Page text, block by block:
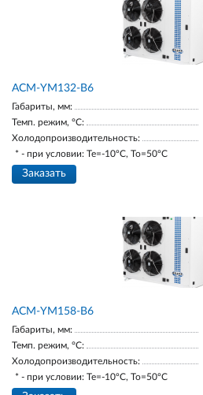
АСМ-YM132-В6
Габариты, мм:
Темп. режим, °С:
Холодопроизводительность:
* - при условии: Te=-10ºC, To=50ºC
Заказать
АСМ-YM158-В6
Габариты, мм:
Темп. режим, °С:
Холодопроизводительность:
* - при условии: Te=-10ºC, To=50ºC